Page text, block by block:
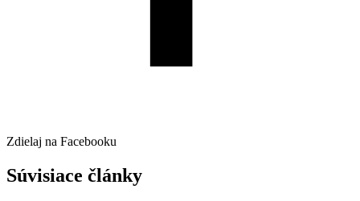
Zdielaj na Facebooku
Súvisiace články